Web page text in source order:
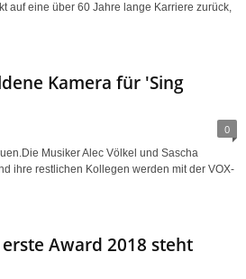
auf eine über 60 Jahre lange Karriere zurück,
Kamera für 'Sing
0
Musiker Alec Völkel und Sascha
ihre restlichen Kollegen werden mit der VOX-
Award 2018 steht